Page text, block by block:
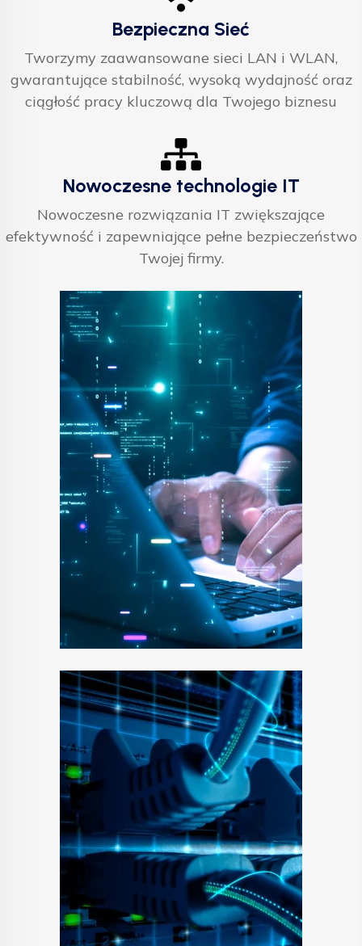
Bezpieczna Sieć
Tworzymy zaawansowane sieci LAN i WLAN,
gwarantujące stabilność, wysoką wydajność oraz
ciągłość pracy kluczową dla Twojego biznesu
Nowoczesne technologie IT
Nowoczesne rozwiązania IT zwiększające
efektywność i zapewniające pełne bezpieczeństwo
Twojej firmy.